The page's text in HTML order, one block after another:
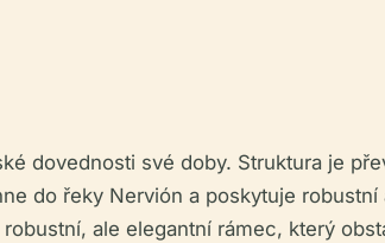
dovednosti své doby. Struktura je
do řeky Nervión a poskytuje
ale elegantní rámec, který